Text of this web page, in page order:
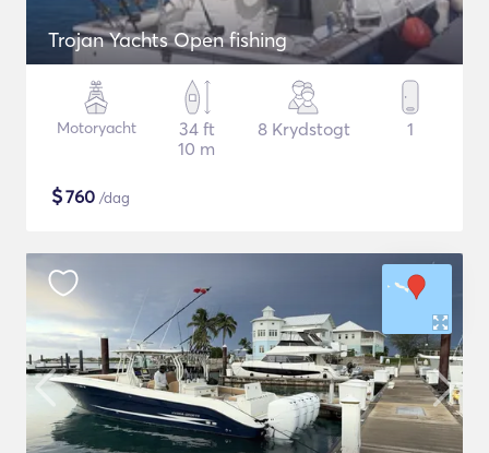
Trojan Yachts Open fishing
Motoryacht
34 ft
10 m
8 Krydstogt 1
$760 /dag